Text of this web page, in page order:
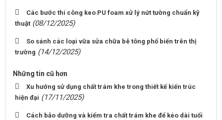
Các bước thi công keo PU foam xử lý nứt tường chuẩn kỹ
thuật (08/12/2025)
So sánh các loại vữa sửa chữa bê tông phổ biến trên thị
trường (14/12/2025)
Những tin cũ hơn
Xu hướng sử dụng chất trám khe trong thiết kế kiến trúc
hiện đại (17/11/2025)
Cách bảo dưỡng và kiểm tra chất trám khe để kéo dài tuổi